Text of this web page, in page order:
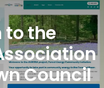
to the
Council